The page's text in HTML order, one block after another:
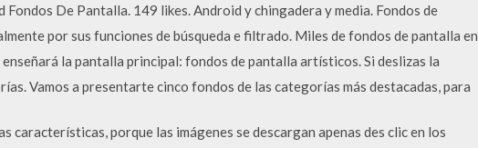
De Pantalla. 149 likes. Android y chingadera y media. Fondos de
por sus funciones de búsqueda e filtrado. Miles de fondos de pantalla en
la pantalla principal: fondos de pantalla artísticos. Si deslizas la
Vamos a presentarte cinco fondos de las categorías más destacadas, para
características, porque las imágenes se descargan apenas des clic en los